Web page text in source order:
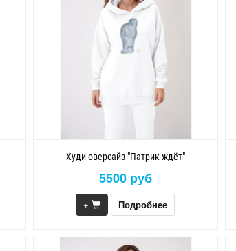
Худи оверсайз "Патрик ждёт"
5500 руб
+ Подробнее